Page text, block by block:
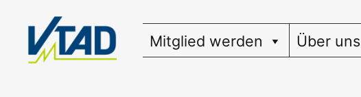
springen
Mitglied werden Über uns